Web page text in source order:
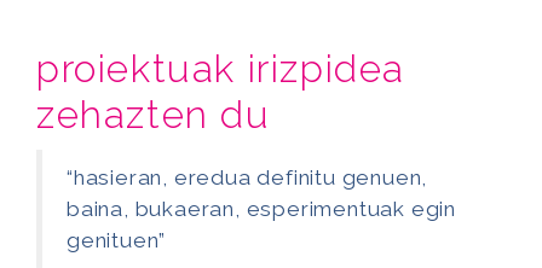
proiektuak irizpidea
zehazten du
“hasieran, eredua definitu genuen,
baina, bukaeran, esperimentuak egin
genituen”